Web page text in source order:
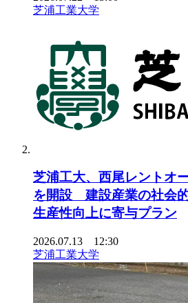
芝浦工業大学
芝浦工大、西尾レントオ
を開設 建設産業の社会的
生産性向上に寄与プラン
2026.07.13 12:30
芝浦工業大学